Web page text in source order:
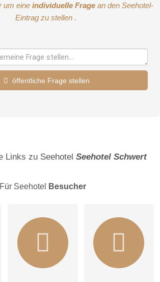
um eineindividuelle Frage an den Seehotel-
Eintrag zu stellen .
öffentliche Frage stellen
(wird nicht veröffentlicht)
Links zu Seehotel Seehotel Schwert
Für Seehotel Besucher